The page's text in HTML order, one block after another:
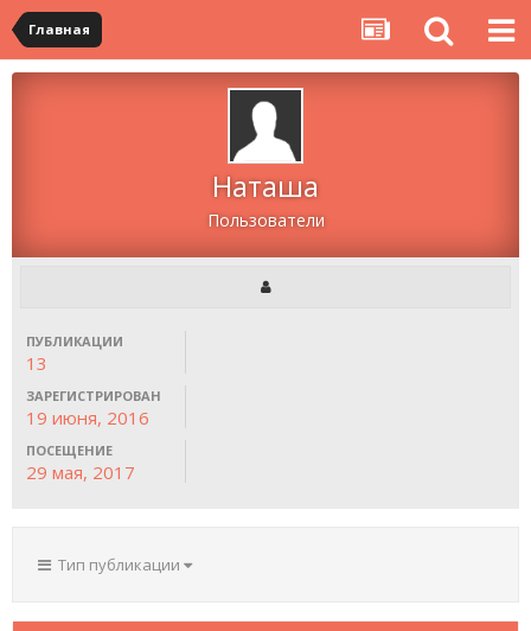
Главная
Наташа
Пользователи
ПУБЛИКАЦИИ
13
ЗАРЕГИСТРИРОВАН
19 июня, 2016
ПОСЕЩЕНИЕ
29 мая, 2017
Тип публикации